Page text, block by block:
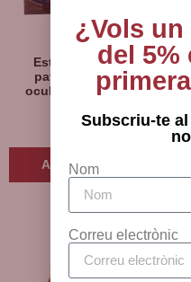
Estampa santa Llúcia,
patrona de modistes i
oculistes, amb oració en
Afegeix a la cistella
¿Vols
del 5%
Subscriu-te
Nom
Correu electrònic